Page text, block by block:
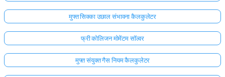
मुफ्त सिक्का उछाल संभावना कैलकुलेटर
फ्री कोलिजन मोमेंटम सॉल्वर
मुफ्त संयुक्त गैस नियम कैलकुलेटर